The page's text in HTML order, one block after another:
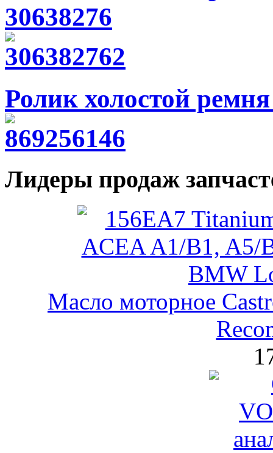
30638276
Ролик холостой
Лидеры продаж
Масло моторное